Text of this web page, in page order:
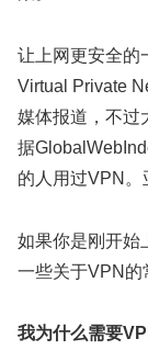
让上网更安全的
Virtual Private
媒体报道，不过
据
的人用过VPN。
如果你是刚开始
一些关于VPN的
我为什么需要